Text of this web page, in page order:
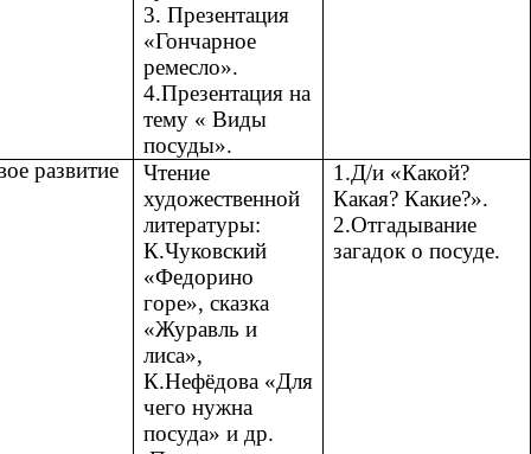
3. Презентация
«Гончарное
ремесло».
4.Презентация на
тему « Виды
посуды».
развитие
Чтение
художественной
литературы:
К.Чуковский
«Федорино
горе», сказка
«Журавль и
лиса»,
К.Нефёдова «Для
чего нужна
посуда» и др.
1.Д/и «Какой?
Какая? Какие?».
2.Отгадывание
загадок о посуде.